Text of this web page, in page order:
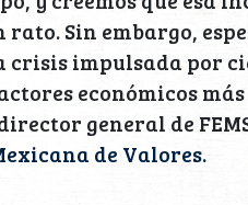
Sin embargo,
crisis impulsada por
económicos más
general de
de Valores.